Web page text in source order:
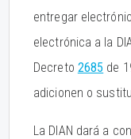
entregar
electrónica a la
Decreto 2685 de
adicionen o
La DIAN dará a